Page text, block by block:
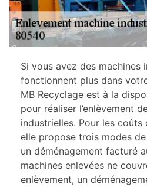
Si vous avez des machines
fonctionnent plus dans
MB Recyclage est à la
pour réaliser l’enlèvement
industrielles. Pour les coûts
elle propose trois modes
un déménagement facturé
machines enlevées ne
enlèvement, un